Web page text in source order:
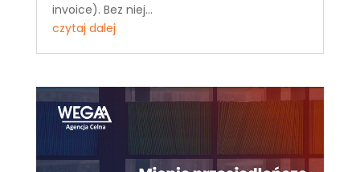
invoice). Bez niej...
czytaj dalej